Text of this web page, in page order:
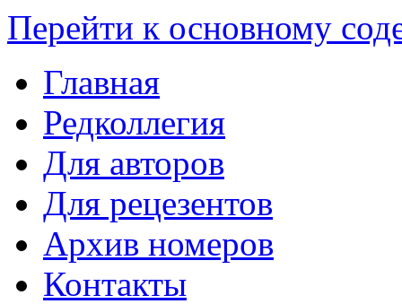
Перейти к основному
Главная
Редколлегия
Для авторов
Для рецезентов
Архив номеров
Контакты